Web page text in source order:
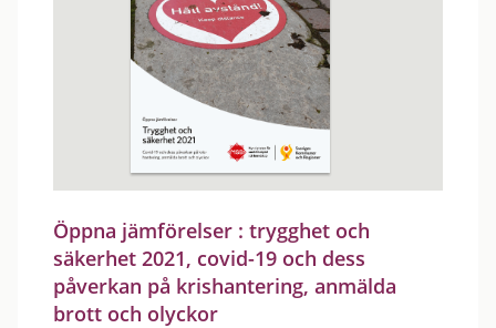
Öppna jämförelser : trygghet och
säkerhet 2021, covid-19 och dess
påverkan på krishantering, anmälda
brott och olyckor